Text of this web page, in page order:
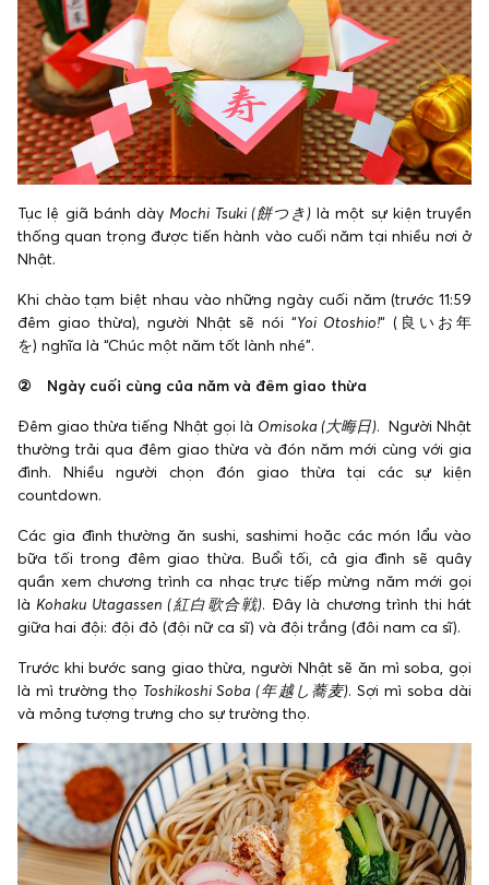
Tục lệ giã bánh dày Mochi Tsuki (餅つき)là một sự kiện truyền
thống quan trọng được tiến hành vào cuối năm tại nhiều nơi ở
Nhật.
Khi chào tạm biệt nhau vào những ngày cuối năm (trước 11:59
đêm giao thừa), người Nhật sẽ nói “Yoi Otoshio!“ (良いお年
を) nghĩa là “Chúc một năm tốt lành nhé”.
② Ngày cuối cùng của năm và đêm giao thừa
Đêm giao thừa tiếng Nhật gọi là Omisoka (大晦日). Người Nhật
thường trải qua đêm giao thừa và đón năm mới cùng với gia
đình. Nhiều người chọn đón giao thừa tại các sự kiện
countdown.
Các gia đình thường ăn sushi, sashimi hoặc các món lẩu vào
bữa tối trong đêm giao thừa. Buổi tối, cả gia đình sẽ quây
quần xem chương trình ca nhạc trực tiếp mừng năm mới gọi
là Kohaku Utagassen (紅白歌合戦). Đây là chương trình thi hát
giữa hai đội: đội đỏ (đội nữ ca sĩ) và đội trắng (đôi nam ca sĩ).
Trước khi bước sang giao thừa, người Nhật sẽ ăn mì soba, gọi
là mì trường thọ Toshikoshi Soba (年越し蕎麦). Sợi mì soba dài
và mỏng tượng trưng cho sự trường thọ.